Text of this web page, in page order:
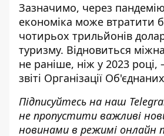
Зазначимо, через
економіка може втратити
чотирьох трильйонів
туризму. Відновиться
не раніше, ніж у 2023 році,
звіті Організації
Підписуйтесь на наш
не пропустити важливі
новинами в режимі онлайн